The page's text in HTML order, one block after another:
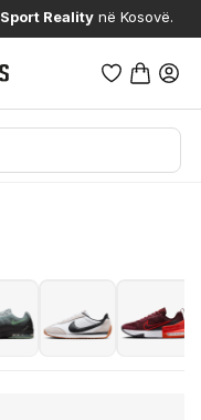
Sport Reality në Kosovë.